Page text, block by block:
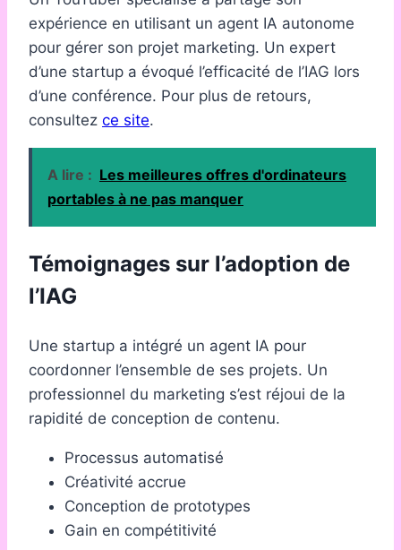
expérience en utilisant un agent IA autonome
pour gérer son projet marketing. Un expert
d’une startup a évoqué l’efficacité de l’IAG lors
d’une conférence. Pour plus de retours,
consultez ce site.
A lire : Les meilleures offres d'ordinateurs
portables à ne pas manquer
Témoignages sur l’adoption de
l’IAG
Une startup a intégré un agent IA pour
coordonner l’ensemble de ses projets. Un
professionnel du marketing s’est réjoui de la
rapidité de conception de contenu.
Processus automatisé
Créativité accrue
Conception de prototypes
Gain en compétitivité